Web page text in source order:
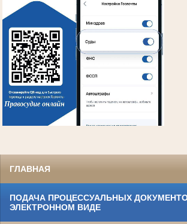
ГЛАВНАЯ
ПОДАЧА ПРОЦЕССУАЛЬНЫХ
ЭЛЕКТРОННОМ ВИДЕ